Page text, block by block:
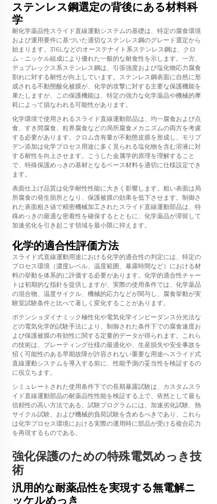
ステンレス鋼選定の背後にある材料科
学
耐化学薬品性スライド直線運動システムの基礎は、特定の腐食環境
および運用要件に基づいた適切なステンレス鋼のグレード選定から
始まります。316Lなどのオーステナイト系ステンレス鋼は、クロ
ム・ニッケル組成により優れた一般的な耐食性を示します。一方、
デュプレックス系ステンレス鋼は、引張強度および塩化物応力腐食
割れに対する耐性が向上しています。ステンレス鋼表面に自然に形
成される不動態酸化被膜が、化学的攻撃に対する主要な保護機能を
果たしますが、この保護機能は、特定の強力な化学薬品や機械的摩
耗によって損なわれる可能性があります。
化学環境で使用されるスライド直線運動部品は、均一腐食および点
食、すき間腐食、粒界腐食などの局所腐食メカニズムの両方を考慮
する必要があります。クロム含有量が不動態皮膜を形成し、モリブ
デン添加は化学プロセス用途に多く見られる塩化物を含む溶液に対
する耐性を向上させます。こうした金属学的原理を理解すること
で、特殊保護めっきの基材となるベース材料を適切に仕様設定でき
ます。
表面仕上げ品質は化学耐性性能に大きく影響します。粗い表面は局
所腐食の発生箇所となり、保護被膜の効果を低下させます。制御さ
れた表面粗さ値で精密機械加工されたスライド直線運動部品は、特
殊めっきの最適な密着性を確保するとともに、化学薬品が滞留して
加速劣化を引き起こす領域を最小限に抑えます。
化学的適合性評価方法
スライド式直線運動用途における化学的適合性の判定には、特定の
プロセス環境（濃度レベル、温度範囲、暴露時間など）における材
料の挙動を体系的に評価する必要があります。化学的適合性チャー
トは初期的な指針を提供しますが、実際の使用条件では、化学薬品
の混合物、温度サイクル、機械的応力などが関与し、腐食挙動が実
験室試験条件と比べて著しく変化することがあります。
ポテンショダイナミック極性化や電気化学インピーダンス分光法な
どの電気化学的試験手法により、制御された条件下での腐食速度お
よび保護被膜の有効性に関する定量的データが得られます。これら
の技術は、プレーティング仕様の最適化や、生産損失や安全事故を
招く可能性のある早期故障が許容されない重要な用途へスライド式
直線運動システムを導入する前に、性能予測の妥当性を検証するの
に役立ちます。
シミュレートされた使用条件下での長期暴露試験は、カスタムスラ
イド直線運動部品の耐薬品性性能を検証する上で、依然として最も
信頼性の高い方法である。試験プログラムには、加速劣化試験、熱
サイクル試験、および機械的負荷試験を含めるべきであり、これら
は化学プロセス環境における実際の運用時に部品が受ける複合応力
を再現するものである。
強化保護のための特殊電気めっき技
術
汎用的な耐薬品性を実現する無電解ニ
ッケルめっき